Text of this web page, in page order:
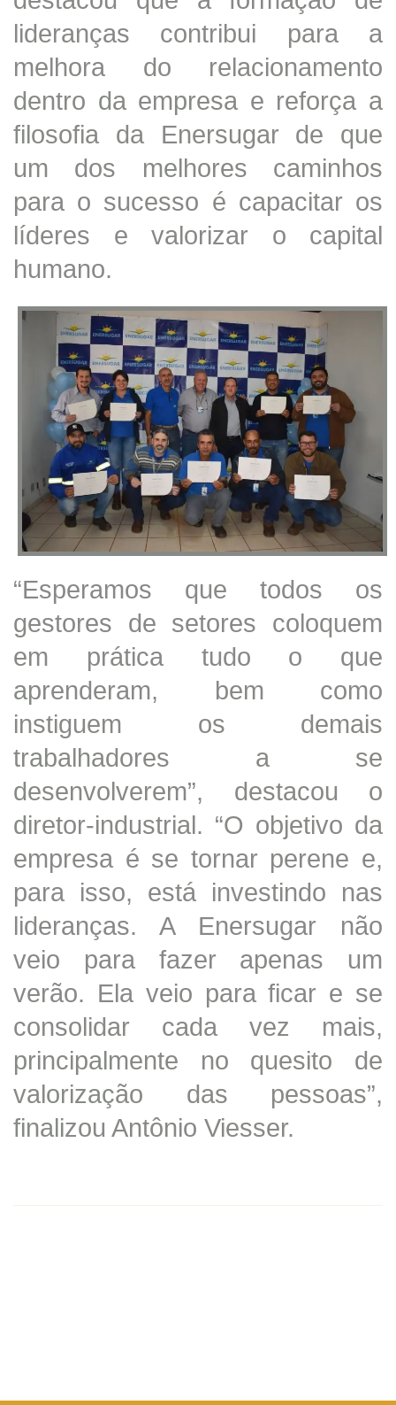
lideranças contribui para a
melhora do relacionamento
dentro da empresa e reforça a
filosofia da Enersugar de que
um dos melhores caminhos
para o sucesso é capacitar os
líderes e valorizar o capital
humano.
“Esperamos que todos os
gestores de setores coloquem
em prática tudo o que
aprenderam, bem como
instiguem os demais
trabalhadores a se
desenvolverem”, destacou o
diretor-industrial. “O objetivo da
empresa é se tornar perene e,
para isso, está investindo nas
lideranças. A Enersugar não
veio para fazer apenas um
verão. Ela veio para ficar e se
consolidar cada vez mais,
principalmente no quesito de
valorização das pessoas”,
finalizou Antônio Viesser.